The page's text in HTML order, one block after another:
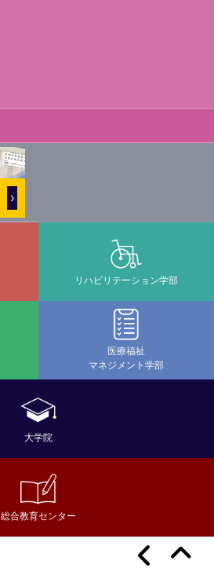
リハビリテーション学部
医療福祉
マネジメント学部
大学院
総合教育センター